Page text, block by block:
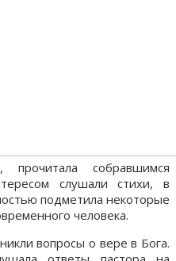
прочитала собравшимся
слушали стихи, в
подметила некоторые
человека.
вопросы о вере в Бога.